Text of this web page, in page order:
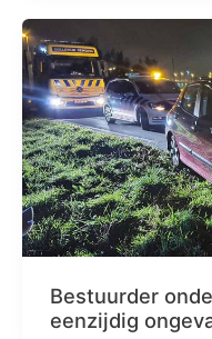
Bestuurder
eenzijdig